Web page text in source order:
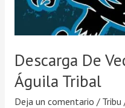
Descarga De
Águila Tribal
Deja un comentario / Tribu
Tribal